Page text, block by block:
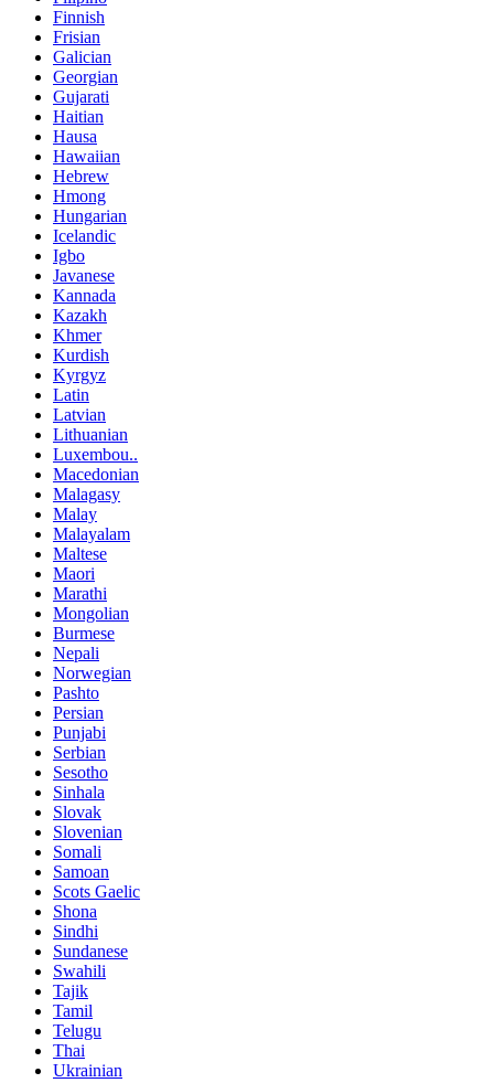
Finnish
Frisian
Galician
Georgian
Gujarati
Haitian
Hausa
Hawaiian
Hebrew
Hmong
Hungarian
Icelandic
Igbo
Javanese
Kannada
Kazakh
Khmer
Kurdish
Kyrgyz
Latin
Latvian
Lithuanian
Luxembou..
Macedonian
Malagasy
Malay
Malayalam
Maltese
Maori
Marathi
Mongolian
Burmese
Nepali
Norwegian
Pashto
Persian
Punjabi
Serbian
Sesotho
Sinhala
Slovak
Slovenian
Somali
Samoan
Scots Gaelic
Shona
Sindhi
Sundanese
Swahili
Tajik
Tamil
Telugu
Thai
Ukrainian